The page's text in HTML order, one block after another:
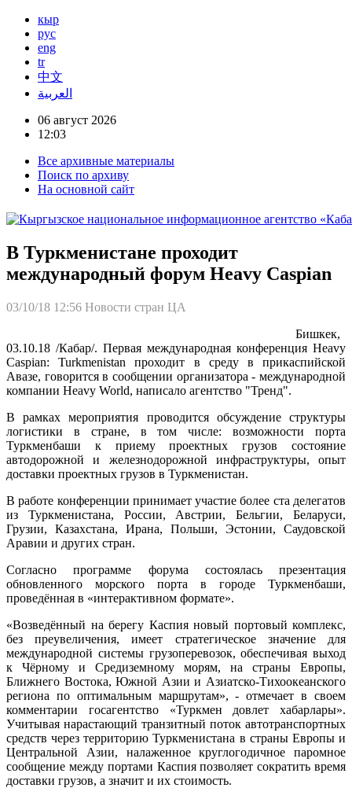
кыр
рус
eng
tr
中文
العربية
06 август 2026
12:03
Все архивные материалы
Поиск по архиву
На основной сайт
В Туркменистане проходит
международный форум Heavy Caspian
03/10/18 12:56 Новости стран ЦА
Бишкек,
03.10.18 /Кабар/. Первая международная конференция Heavy
Caspian: Turkmenistan проходит в среду в прикаспийской
Авазе, говорится в сообщении организатора - международной
компании Heavy World, написало агентство "Тренд".
В рамках мероприятия проводится обсуждение структуры
логистики в стране, в том числе: возможности порта
Туркменбаши к приему проектных грузов состояние
автодорожной и железнодорожной инфраструктуры, опыт
доставки проектных грузов в Туркменистан.
В работе конференции принимает участие более ста делегатов
из Туркменистана, России, Австрии, Бельгии, Беларуси,
Грузии, Казахстана, Ирана, Польши, Эстонии, Саудовской
Аравии и других стран.
Согласно программе форума состоялась презентация
обновленного морского порта в городе Туркменбаши,
проведённая в «интерактивном формате».
«Возведённый на берегу Каспия новый портовый комплекс,
без преувеличения, имеет стратегическое значение для
международной системы грузоперевозок, обеспечивая выход
к Чёрному и Средиземному морям, на страны Европы,
Ближнего Востока, Южной Азии и Азиатско-Тихоокеанского
региона по оптимальным маршрутам», - отмечает в своем
комментарии госагентство «Туркмен довлет хабарлары».
Учитывая нарастающий транзитный поток автотранспортных
средств через территорию Туркменистана в страны Европы и
Центральной Азии, налаженное круглогодичное паромное
сообщение между портами Каспия позволяет сократить время
доставки грузов, а значит и их стоимость.